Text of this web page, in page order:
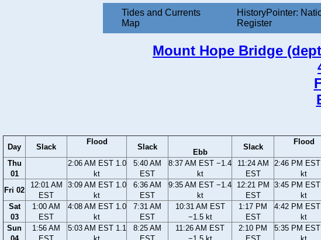
Tides and Currents
Map
HistoryPointer:
Register
Mount Hope Bridge
Day Slack
Flood
Slack
Ebb
Slack
Flood
Thu
01
2:06 AM EST 1.0
kt
5:40 AM
EST
8:37 AM EST −1.4
kt
11:24 AM
EST
2:46 PM
kt
Fri 02
12:01 AM
EST
3:09 AM EST 1.0
kt
6:36 AM
EST
9:35 AM EST −1.4
kt
12:21 PM
EST
3:45 PM
kt
Sat
03
1:00 AM
EST
4:08 AM EST 1.0
kt
7:31 AM
EST
10:31 AM EST
−1.5 kt
1:17 PM
EST
4:42 PM
kt
Sun
1:56 AM
5:03 AM EST 1.1
8:25 AM
11:26 AM EST
2:10 PM
5:35 PM